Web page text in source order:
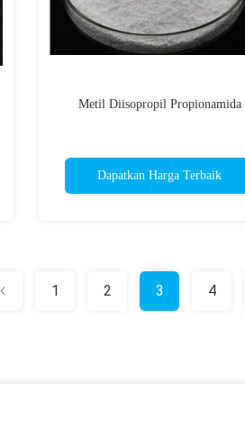
Metil Diisopropil Propionamida
Dapatkan Harga Terbaik
1 2 3 4